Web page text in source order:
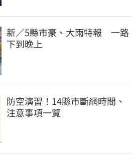
新／5縣市豪、大雨特報　一路
下到晚上
防空演習！14縣市斷網時間、
注意事項一覽